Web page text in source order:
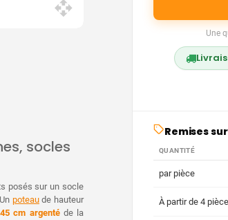
socles
posés sur un socle
poteaude hauteur
cm argentéde la
Une
Remises
QUANTITÉ
par pièce
À partir de 4